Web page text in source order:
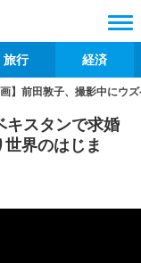
旅行 経済
画】前田敦子、撮影中にウ
キスタンで求婚
界のはじま